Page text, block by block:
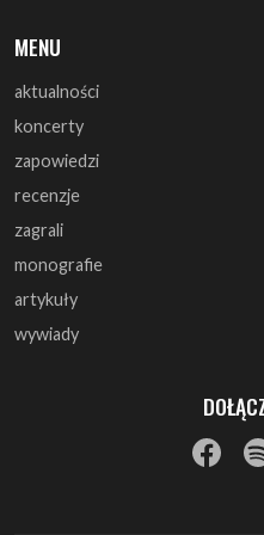
zapowiedzi
recenzje
zagrali
monografie
artykuły
wywiady
© 1997 - 2025 ArtRock.pl -